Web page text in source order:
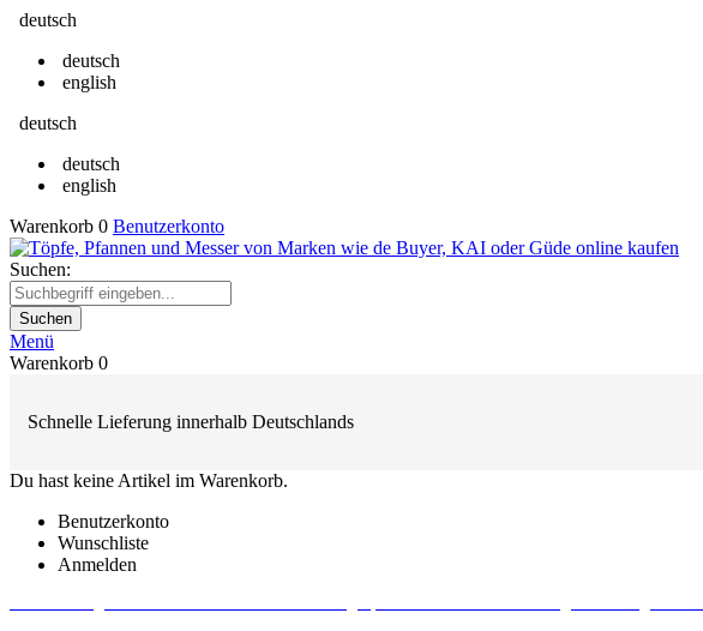
deutsch
deutsch
english
deutsch
deutsch
english
Warenkorb 0 Benutzerkonto
Suchen:
Suchen
Menü
Warenkorb 0
Schnelle Lieferung innerhalb Deutschlands
Du hast keine Artikel im Warenkorb.
Benutzerkonto
Wunschliste
Anmelden